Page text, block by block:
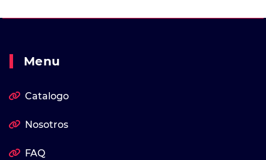
Menu
Catalogo
Nosotros
FAQ